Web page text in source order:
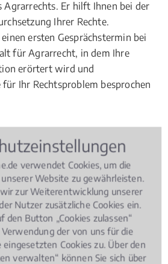
Agrarrechts. Er hilft Ihnen bei der
Ihrer Rechte.
ersten Gesprächstermin bei
für Agrarrecht, in dem Ihre
erörtert wird und
für Ihr Rechtsproblem besprochen
zu Agrarrecht
(Update 26.06.2026)
Haftung: Was
ist
verwendet Cookies, um die
Website zu gewährleisten.
zur Weiterentwicklung unserer
Nutzer zusätzliche Cookies ein.
den Button „Cookies zulassen“
der von uns für die
Cookies zu. Über den
verwalten“ können Sie sich über